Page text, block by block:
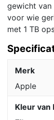
gewicht van
voor wie
met 1 TB
Merk
Apple
Kleur van